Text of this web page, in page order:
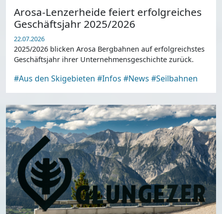
Arosa-Lenzerheide feiert erfolgreiches
Geschäftsjahr 2025/2026
22.07.2026
2025/2026 blicken Arosa Bergbahnen auf erfolgreichstes
Geschäftsjahr ihrer Unternehmensgeschichte zurück.
#Aus den Skigebieten #Infos #News #Seilbahnen